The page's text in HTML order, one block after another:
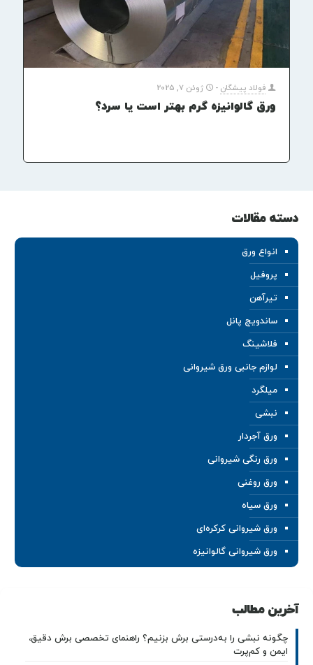
فولاد پیشگان - ژوئن 7, 2025
ورق گالوانیزه گرم بهتر است یا سرد؟
دسته مقالات
انواع ورق
پروفیل
تیرآهن
ساندویچ پانل
فلاشینگ
لوازم جانبی ورق شیروانی
میلگرد
نبشی
ورق آجردار
ورق رنگی شیروانی
ورق روغنی
ورق سیاه
ورق شیروانی کرکره‌ای
ورق شیروانی گالوانیزه
آخرین مطالب
چگونه نبشی را به‌درستی برش بزنیم؟ راهنمای تخصصی برش دقیق،
ایمن و کم‌پرت